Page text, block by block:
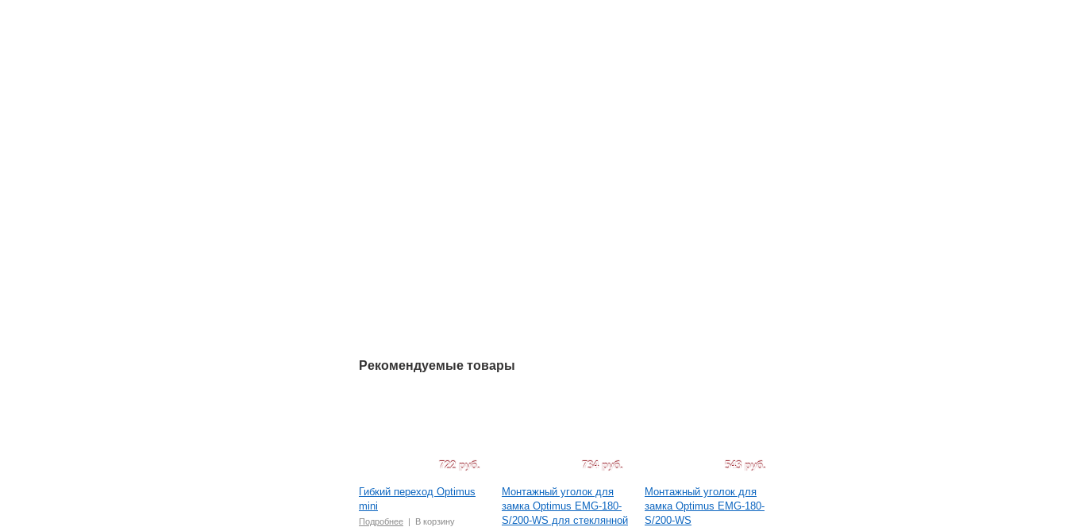
Рекомендуемые товары
722 руб.
Гибкий переход Optimus
mini
Подробнее | В корзину
734 руб.
Монтажный уголок для
замка Optimus EMG-180-
S/200-WS для стеклянной
543 руб.
Монтажный уголок для
замка Optimus EMG-180-
S/200-WS